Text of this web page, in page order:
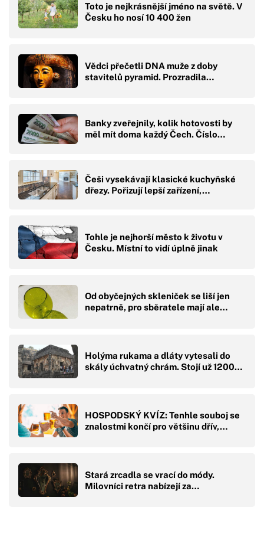
Toto je nejkrásnější jméno na světě. V
Česku ho nosí 10 400 žen
Vědci přečetli DNA muže z doby
stavitelů pyramid. Prozradila…
Banky zveřejnily, kolik hotovosti by
měl mít doma každý Čech. Číslo…
Češi vysekávají klasické kuchyňské
dřezy. Pořizují lepší zařízení,…
Tohle je nejhorší město k životu v
Česku. Místní to vidí úplně jinak
Od obyčejných skleniček se liší jen
nepatrně, pro sběratele mají ale…
Holýma rukama a dláty vytesali do
skály úchvatný chrám. Stojí už 1200…
HOSPODSKÝ KVÍZ: Tenhle souboj se
znalostmi končí pro většinu dřív,…
Stará zrcadla se vrací do módy.
Milovníci retra nabízejí za…